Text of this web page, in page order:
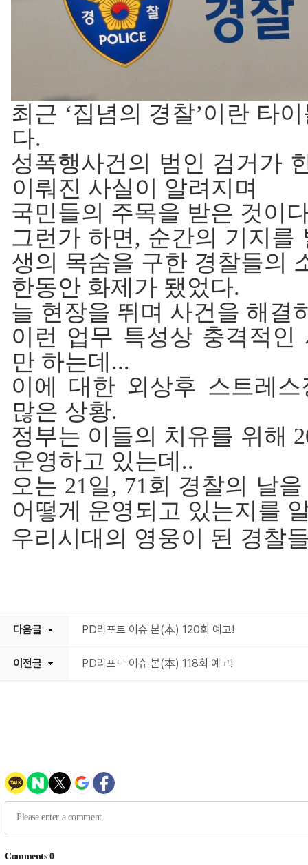
최근 ‘집념의 경찰’이란 타
다.
성폭행사건의 범인 검거가
이뤄진 사실이 알려지며
국민들의 주목을 받은 것이
그런가 하면, 순간의 기지를
생의 목숨을 구한 경찰들의
한동안 화제가 됐었다.
늘 현장을 뛰며 사건을 해결
이런 업무 특성상 충격적
만 하는데...
이에 대한 외상후 스트레
많은 상황.
정부는 이들의 치유를 위해
운영하고 있는데..
오는 21일, 71회 경찰의 날
어떻게 운영되고 있는지를
우리시대의 영웅이 된 경찰
다음글 PD리포트 이슈 본(本) 120회 예고!
이전글 PD리포트 이슈 본(本) 118회 예고!